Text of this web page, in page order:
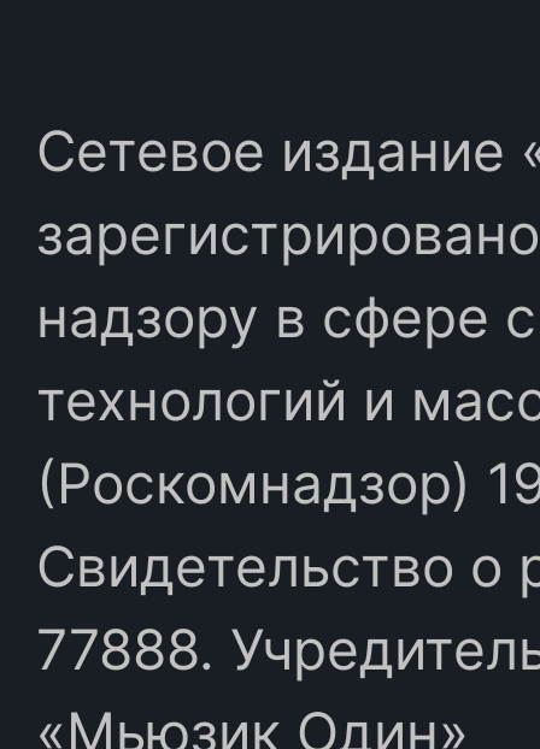
Сетевое издание
надзору в сфере
технологий и
(Роскомнадзор)
Свидетельство
77888.
«Мьюзик Один»